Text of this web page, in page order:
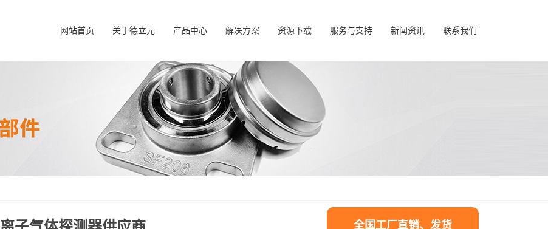
网站首页 关于德立元 产品中心 解决方案 资源下载 服务与支持 新闻资讯 联系我们
全国工厂直销、发货